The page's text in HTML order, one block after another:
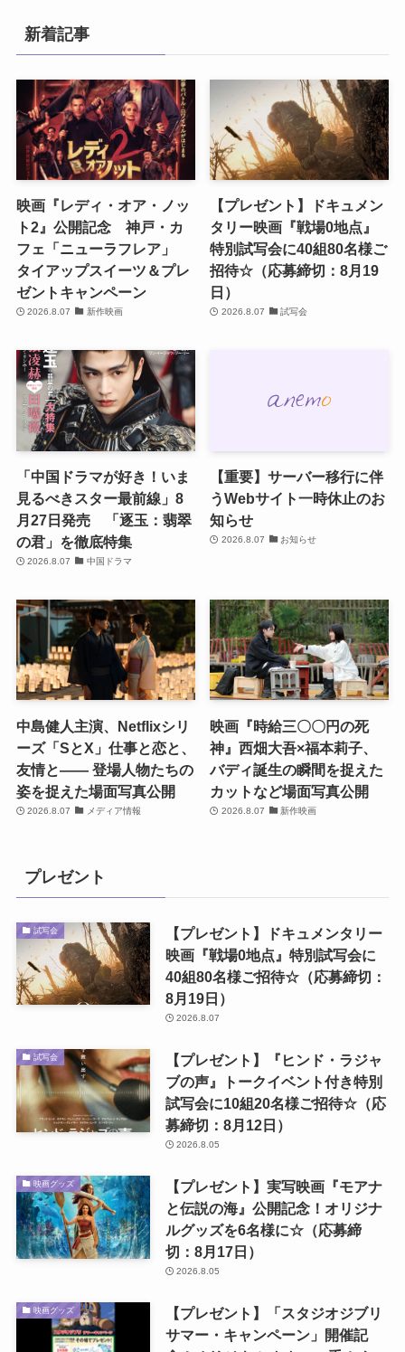
新着記事
映画『レディ・オア・ノッ
ト2』公開記念 神戸・カ
フェ「ニューラフレア」
タイアップスイーツ＆プレ
ゼントキャンペーン
2026.8.07 新作映画
【プレゼント】ドキュメン
タリー映画『戦場0地点』
特別試写会に40組80名様ご
招待☆（応募締切：8月19
日）
2026.8.07 試写会
「中国ドラマが好き！いま
見るべきスター最前線」8
月27日発売 「逐玉：翡翠
の君」を徹底特集
2026.8.07 中国ドラマ
【重要】サーバー移行に伴
うWebサイト一時休止のお
知らせ
2026.8.07 お知らせ
中島健人主演、Netflixシリ
ーズ「SとX」仕事と恋と、
友情と―― 登場人物たちの
姿を捉えた場面写真公開
2026.8.07 メディア情報
映画『時給三〇〇円の死
神』西畑大吾×福本莉子、
バディ誕生の瞬間を捉えた
カットなど場面写真公開
2026.8.07 新作映画
プレゼント
試写会
【プレゼント】ドキュメンタリー
映画『戦場0地点』特別試写会に
40組80名様ご招待☆（応募締切：
8月19日）
2026.8.07
試写会
【プレゼント】『ヒンド・ラジャ
ブの声』トークイベント付き特別
試写会に10組20名様ご招待☆（応
募締切：8月12日）
2026.8.05
映画グッズ
【プレゼント】実写映画『モアナ
と伝説の海』公開記念！オリジナ
ルグッズを6名様に☆（応募締
切：8月17日）
2026.8.05
映画グッズ
【プレゼント】「スタジオジブリ
サマー・キャンペーン」開催記